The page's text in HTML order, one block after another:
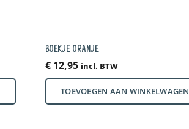
BOEKJE ORANJE
€12,95 incl. BTW
TOEVOEGEN AAN WINKELWAGEN